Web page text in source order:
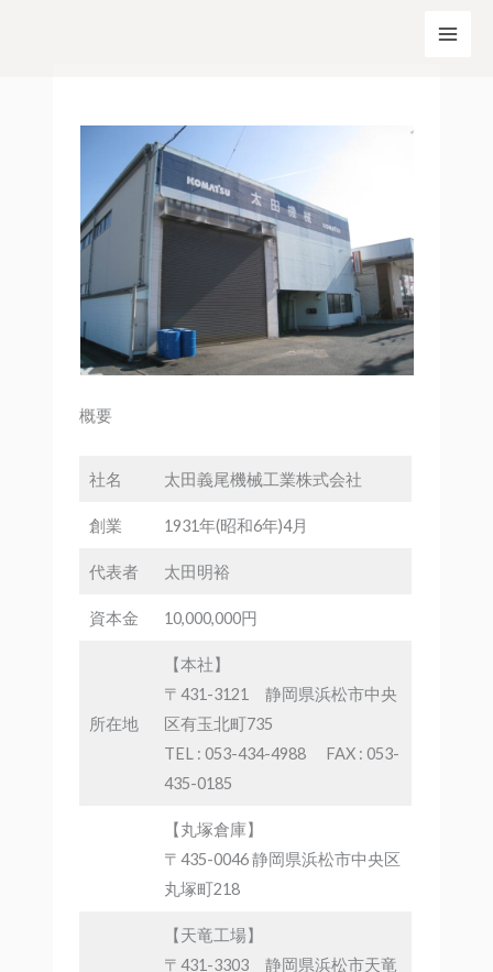
概要
社名 太田義尾機械工業株式会社
創業 1931年(昭和6年)4月
代表者 太田明裕
資本金 10,000,000円
所在地
【本社】
〒431-3121 静岡県浜松市中央
区有玉北町735
TEL : 053-434-4988 FAX : 053-
435-0185
【丸塚倉庫】
〒435-0046 静岡県浜松市中央区
丸塚町218
【天竜工場】
〒431-3303 静岡県浜松市天竜